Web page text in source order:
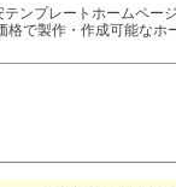
テンプレートホームペー
格で製作・作成可能なホ